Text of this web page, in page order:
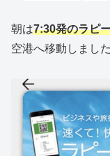
朝は7:30発のラピ
空港へ移動しました